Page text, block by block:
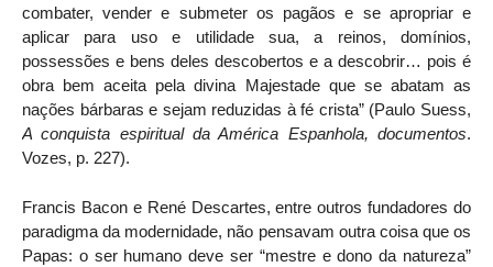
combater, vender e submeter os pagãos e se apropriar e
aplicar para uso e utilidade sua, a reinos, domínios,
possessões e bens deles descobertos e a descobrir… pois é
obra bem aceita pela divina Majestade que se abatam as
nações bárbaras e sejam reduzidas à fé crista” (Paulo Suess,
A conquista espiritual da América Espanhola, documentos.
Vozes, p. 227).
Francis Bacon e René Descartes, entre outros fundadores do
paradigma da modernidade, não pensavam outra coisa que os
Papas: o ser humano deve ser “mestre e dono da natureza”